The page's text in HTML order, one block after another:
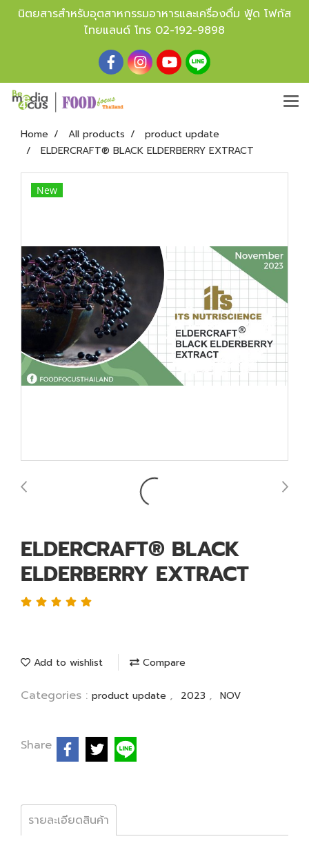
นิตยสารสำหรับอุตสาหกรรมอาหารและเครื่องดื่ม ฟู้ด โฟกัส
ไทยแลนด์ โทร 02-192-9898
Home All products
product update
ELDERCRAFT® BLACK ELDERBERRY EXTRACT
New
ELDERCRAFT® BLACK
ELDERBERRY EXTRACT
Add to wishlist Compare
Categories : product update , 2023 , NOV
Share
รายละเอียดสินค้า